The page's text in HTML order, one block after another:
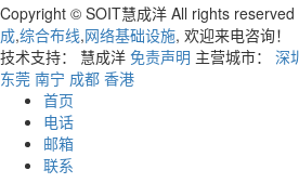
Copyright © SOIT慧成洋 All rights reserved
成,综合布线,网络基础设施, 欢迎来电咨询！
技术支持： 慧成洋 免责声明 主营城市： 深
东莞 南宁 成都 香港
首页
电话
邮箱
联系